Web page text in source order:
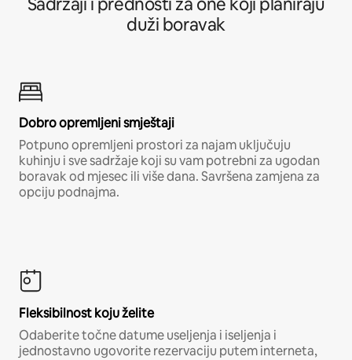
duži boravak
Dobro opremljeni smještaji
Potpuno opremljeni prostori za najam uključuju
kuhinju i sve sadržaje koji su vam potrebni za ugodan
boravak od mjesec ili više dana. Savršena zamjena za
opciju podnajma.
Fleksibilnost koju želite
Odaberite točne datume useljenja i iseljenja i
jednostavno ugovorite rezervaciju putem interneta,